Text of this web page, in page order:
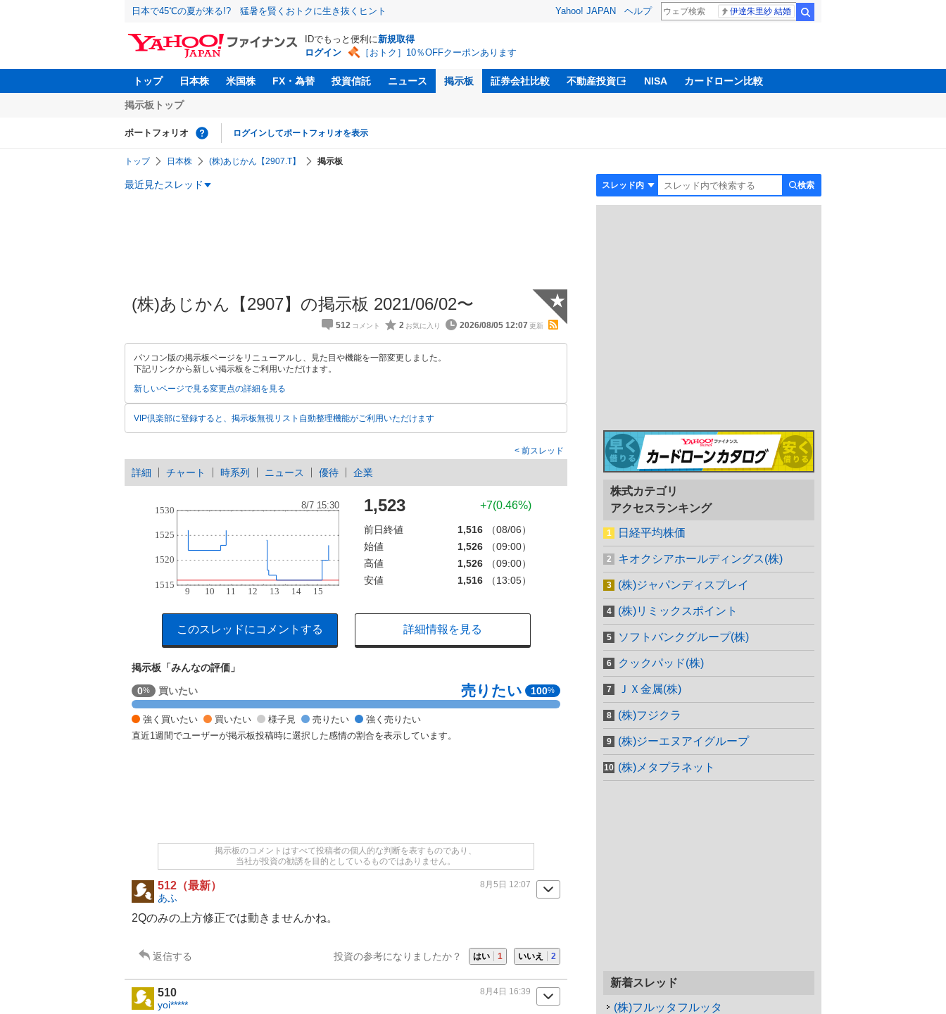
日本で45℃の夏が来る!? 猛暑を賢くおトクに生き抜くヒント Yahoo! JAPAN ヘルプ 伊達朱里紗 結婚
IDでもっと便利に新規取得
ログイン
［おトク］10％OFFクーポンあります
トップ 日本株 米国株 FX・為替 投資信託 ニュース 掲示板 証券会社比較 不動産投資 NISA カードローン比較
掲示板トップ
ポートフォリオ ログインしてポートフォリオを表示
トップ 日本株 (株)あじかん【2907.T】 掲示板
最近見たスレッド 検索
(株)あじかん【2907】の掲示板 2021/06/02〜
512 2 2026/08/05 12:07
★
パソコン版の掲示板ページをリニューアルし、見た目や機能を一部変更しました。
下記リンクから新しい掲示板をご利用いただけます。
新しいページで見る変更点の詳細を見る
VIP倶楽部に登録すると、掲示板無視リスト自動整理機能がご利用いただけます
前スレッド
詳細 チャート 時系列 ニュース 優待 企業
1,523 +7(0.46%)
前日終値 1,516
（08/06）
始値
1,526
（09:00）
高値
1,526
（09:00）
安値
1,516 （13:05）
このスレッドにコメントする 詳細情報を見る
掲示板「みんなの評価」
売
り
た
い
0% 買いたい 売りたい 100%
強く買いたい 買いたい 様子見 売りたい
強く売りたい
直近1週間でユーザーが掲示板投稿時に選択した感情の割合を表示しています。
掲示板のコメントはすべて投稿者の個人的な判断を表すものであり、
当社が投資の勧誘を目的としているものではありません。
512（最新）
あふ
8月5日 12:07
2Qのみの上方修正では動きませんかね。
返信する 投資の参考になりましたか？ はい 1 いいえ 2
510
yoi*****
8月4日 16:39
株式カテゴリ
アクセスランキング
日経平均株価
キオクシアホールディングス(株)
(株)ジャパンディスプレイ
(株)リミックスポイント
ソフトバンクグループ(株)
クックパッド(株)
ＪＸ金属(株)
(株)フジクラ
(株)ジーエヌアイグループ
(株)メタプラネット
新着スレッド
(株)フルッタフルッタ